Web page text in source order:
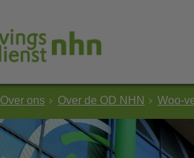
Over ons Over de OD NHN Woo-